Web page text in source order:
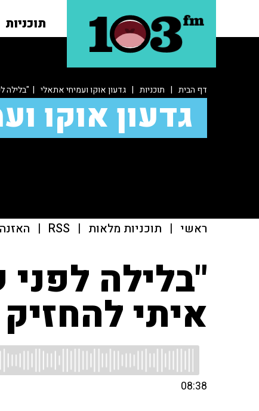
תוכניות
דף הבית | תוכניות | גדעון אוקו ועמיחי אתאלי | "בלילה
גדעון אוקו
ראשי | תוכניות מלאות |
RSS
|
"בלילה
איתי
08:38